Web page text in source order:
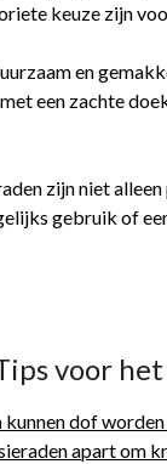
keuze zijn
en
een zachte
zijn niet
gebruik of
voor
kunnen dof
apart om